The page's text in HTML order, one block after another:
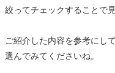
絞ってチェックすることで
ご紹介した内容を参考にし
選んでみてくださいね。